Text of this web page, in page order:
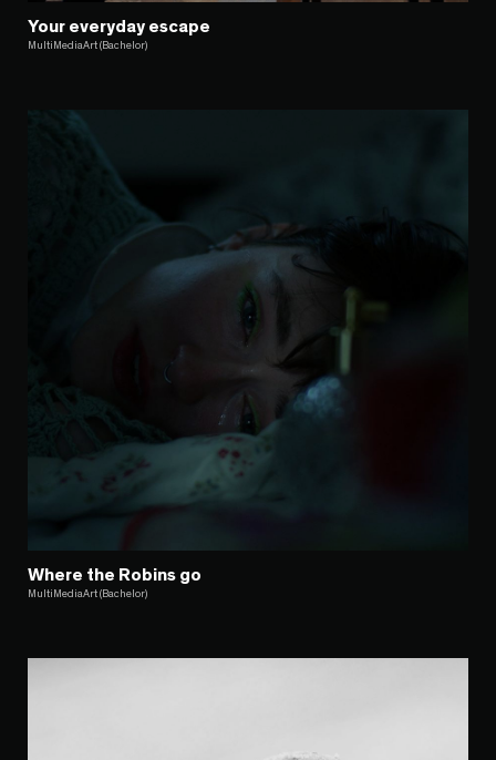
Your everyday escape
MultiMediaArt (Bachelor)
Where the Robins go
MultiMediaArt (Bachelor)